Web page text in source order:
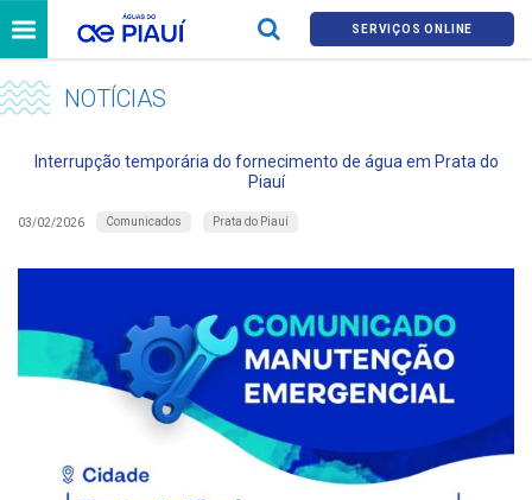
SERVIÇOS ONLINE
NOTÍCIAS
Interrupção temporária do fornecimento de água em Prata do
Piauí
03/02/2026 Comunicados Prata do Piauí